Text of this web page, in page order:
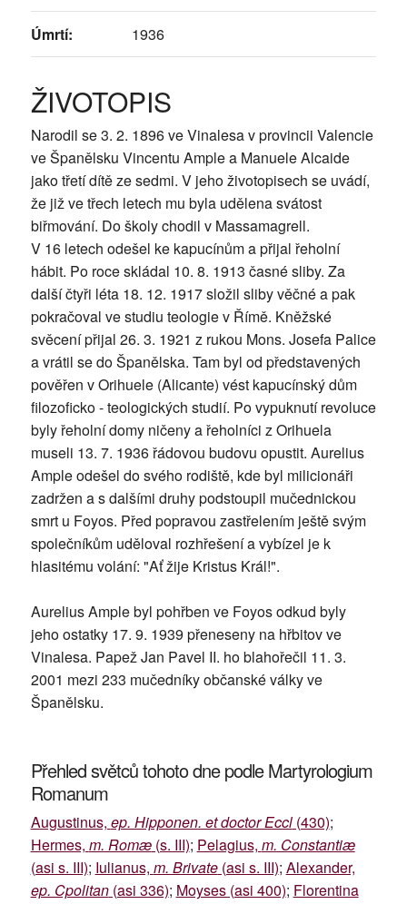
Úmrtí: 1936
ŽIVOTOPIS
Narodil se 3. 2. 1896 ve Vinalesa v provincii Valencie
ve Španělsku Vincentu Ample a Manuele Alcaide
jako třetí dítě ze sedmi. V jeho životopisech se uvádí,
že již ve třech letech mu byla udělena svátost
biřmování. Do školy chodil v Massamagrell.
V 16 letech odešel ke kapucínům a přijal řeholní
hábit. Po roce skládal 10. 8. 1913 časné sliby. Za
další čtyři léta 18. 12. 1917 složil sliby věčné a pak
pokračoval ve studiu teologie v Římě. Kněžské
svěcení přijal 26. 3. 1921 z rukou Mons. Josefa Palice
a vrátil se do Španělska. Tam byl od představených
pověřen v Orihuele (Alicante) vést kapucínský dům
filozoficko - teologických studií. Po vypuknutí revoluce
byly řeholní domy ničeny a řeholníci z Orihuela
museli 13. 7. 1936 řádovou budovu opustit. Aurelius
Ample odešel do svého rodiště, kde byl milicionáři
zadržen a s dalšími druhy podstoupil mučednickou
smrt u Foyos. Před popravou zastřelením ještě svým
společníkům uděloval rozhřešení a vybízel je k
hlasitému volání: "Ať žije Kristus Král!".
Aurelius Ample byl pohřben ve Foyos odkud byly
jeho ostatky 17. 9. 1939 přeneseny na hřbitov ve
Vinalesa. Papež Jan Pavel II. ho blahořečil 11. 3.
2001 mezi 233 mučedníky občanské války ve
Španělsku.
Přehled světců tohoto dne podle Martyrologium
Romanum
Augustinus, ep. Hipponen. et doctor Eccl(430);
Hermes, m. Romæ(s. III); Pelagius, m. Constantiæ
(asi s. III); Iulianus, m. Brivate(asi s. III); Alexander,
ep. Cpolitan(asi 336); Moyses (asi 400); Florentina